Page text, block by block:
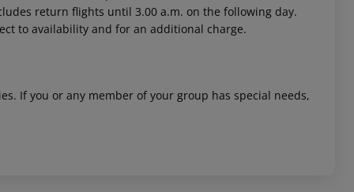
return flights until 3.00 a.m. on the following day.
to availability and for an additional charge.
If you or any member of your group has special needs,